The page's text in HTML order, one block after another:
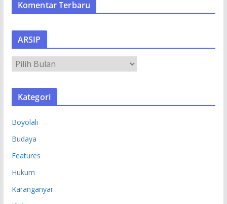
Komentar Terbaru
ARSIP
R
S
Kategori
Boyolali
Budaya
Features
Hukum
Karanganyar